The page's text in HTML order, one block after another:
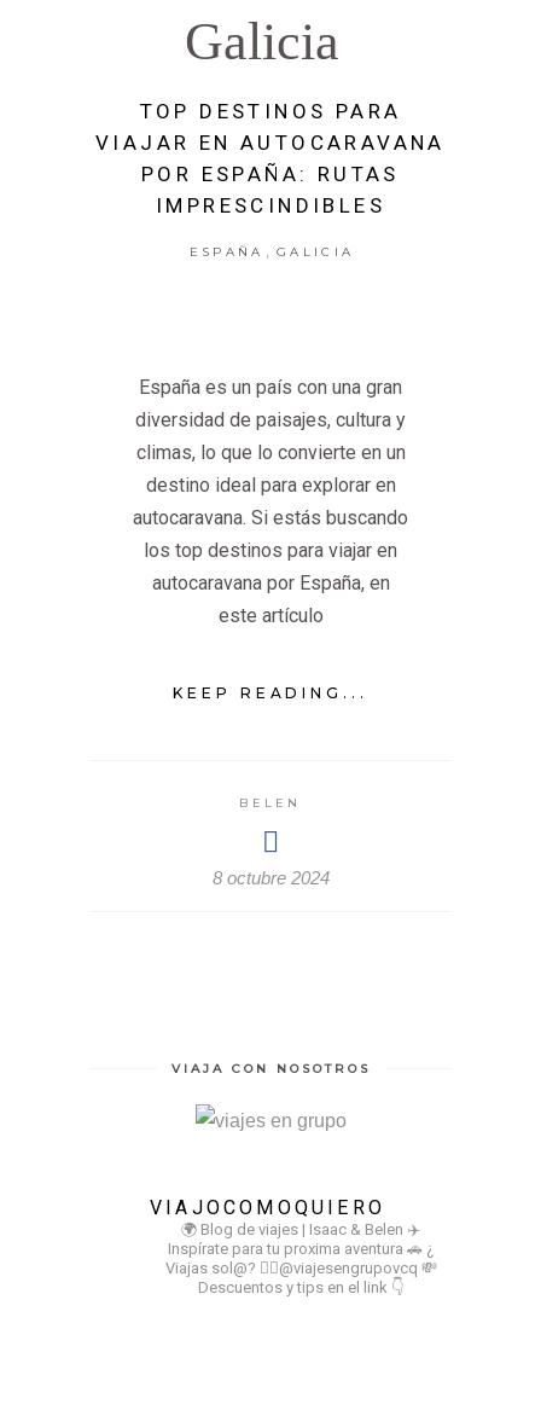
Galicia
TOP DESTINOS PARA
VIAJAR EN AUTOCARAVANA
POR ESPAÑA: RUTAS
IMPRESCINDIBLES
ESPAÑA , GALICIA
España es un país con una gran
diversidad de paisajes, cultura y
climas, lo que lo convierte en un
destino ideal para explorar en
autocaravana. Si estás buscando
los top destinos para viajar en
autocaravana por España, en
este artículo
KEEP READING...
BELEN
8 octubre 2024
VIAJA CON NOSOTROS
VIAJOCOMOQUIERO
🌍 Blog de viajes | Isaac & Belen ✈️
Inspírate para tu proxima aventura 🚗 ¿
Viajas sol@? 👉🏻@viajesengrupovcq 💸
Descuentos y tips en el link 👇